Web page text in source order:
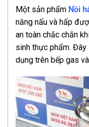
Một sản phẩm Nồi
năng nấu và hấp
an toàn chắc chắn
sinh thực phẩm.
dụng trên bếp gas